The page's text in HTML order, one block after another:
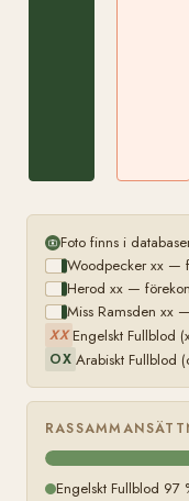
Foto finns i
Woodpecker xx —
Herod xx —
Miss Ramsden xx
XX Engelskt Fullblod
OX Arabiskt Fullblod
Engelskt Fullblod 97